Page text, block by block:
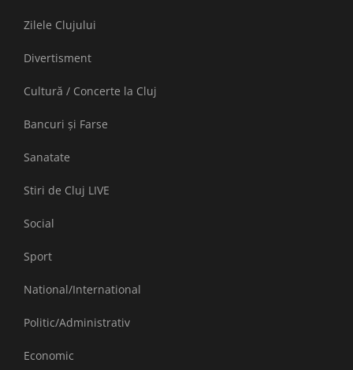
Zilele Clujului
Divertisment
Cultură / Concerte la Cluj
Bancuri și Farse
Sanatate
Stiri de Cluj LIVE
Social
Sport
National/International
Politic/Administrativ
Economic